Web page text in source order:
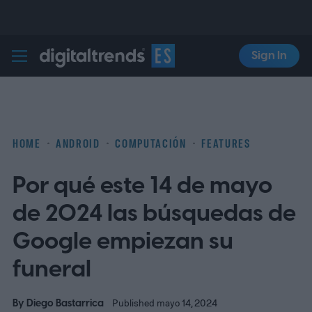
Digital Trends Español
Sign In
HOME ANDROID COMPUTACIÓN FEATURES
Por qué este 14 de mayo
de 2024 las búsquedas de
Google empiezan su
funeral
By Diego Bastarrica Published mayo 14, 2024